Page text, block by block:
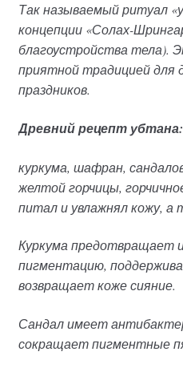
Так называемый ритуал
концепции «Солах-
благоустройства тела).
приятной традицией для
праздников.
Древний рецепт убтана:
куркума, шафран,
желтой горчицы,
питал и увлажнял кожу, а
Куркума предотвращает
пигментацию,
возвращает коже сияние.
Сандал имеет
сокращает пигментные